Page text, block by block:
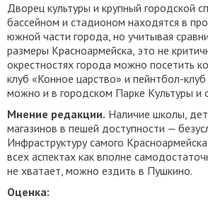
Дворец культуры и крупный городской
бассейном и стадионом находятся в
южной части города, но учитывая
размеры Красноармейска, это не
окрестностях города можно посетить
клуб «Конное царство» и пейнтбол-клуб
можно и в городском Парке Культуры и
Мнение редакции. Наличие школы,
магазинов в пешей доступности —
Инфраструктуру самого
всех аспектах как вполне
не хватает, можно ездить в Пушкино.
Оценка: